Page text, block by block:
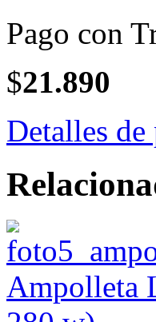
Pago con
$21.890
Detalles
Ampolleta